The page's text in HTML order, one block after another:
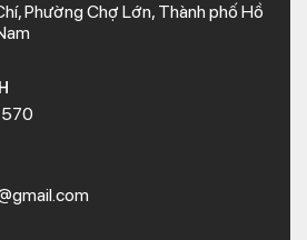
Phường Chợ Lớn, Thành phố Hồ